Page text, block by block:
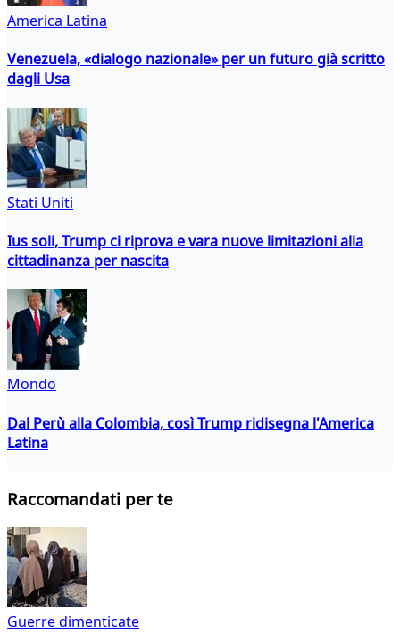
America Latina
Venezuela, «dialogo nazionale» per un futuro già scritto
dagli Usa
Stati Uniti
Ius soli, Trump ci riprova e vara nuove limitazioni alla
cittadinanza per nascita
Mondo
Dal Perù alla Colombia, così Trump ridisegna l'America
Latina
Raccomandati per te
Guerre dimenticate